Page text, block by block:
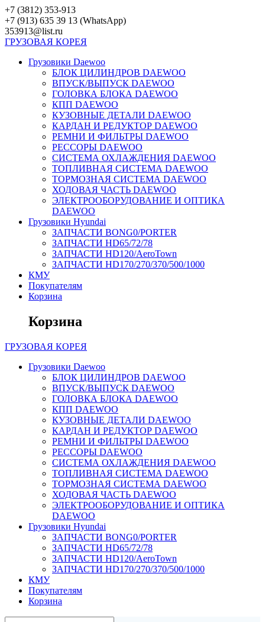
Перейти
к
контенту
+7 (3812) 353-913
+7 (913) 635 39 13 (WhatsApp)
353913@list.ru
ГРУЗОВАЯ КОРЕЯ
Грузовики Daewoo
БЛОК ЦИЛИНДРОВ DAEWOO
ВПУСК/ВЫПУСК DAEWOO
ГОЛОВКА БЛОКА DAEWOO
КПП DAEWOO
КУЗОВНЫЕ ДЕТАЛИ DAEWOO
КАРДАН И РЕДУКТОР DAEWOO
РЕМНИ И ФИЛЬТРЫ DAEWOO
РЕССОРЫ DAEWOO
СИСТЕМА ОХЛАЖДЕНИЯ DAEWOO
ТОПЛИВНАЯ СИСТЕМА DAEWOO
ТОРМОЗНАЯ СИСТЕМА DAEWOO
ХОДОВАЯ ЧАСТЬ DAEWOO
ЭЛЕКТРООБОРУДОВАНИЕ И ОПТИКА
DAEWOO
Грузовики Hyundai
ЗАПЧАСТИ BONG0/PORTER
ЗАПЧАСТИ HD65/72/78
ЗАПЧАСТИ HD120/AeroTown
ЗАПЧАСТИ HD170/270/370/500/1000
КМУ
Покупателям
Корзина
Корзина
ГРУЗОВАЯ КОРЕЯ
Грузовики Daewoo
БЛОК ЦИЛИНДРОВ DAEWOO
ВПУСК/ВЫПУСК DAEWOO
ГОЛОВКА БЛОКА DAEWOO
КПП DAEWOO
КУЗОВНЫЕ ДЕТАЛИ DAEWOO
КАРДАН И РЕДУКТОР DAEWOO
РЕМНИ И ФИЛЬТРЫ DAEWOO
РЕССОРЫ DAEWOO
СИСТЕМА ОХЛАЖДЕНИЯ DAEWOO
ТОПЛИВНАЯ СИСТЕМА DAEWOO
ТОРМОЗНАЯ СИСТЕМА DAEWOO
ХОДОВАЯ ЧАСТЬ DAEWOO
ЭЛЕКТРООБОРУДОВАНИЕ И ОПТИКА
DAEWOO
Грузовики Hyundai
ЗАПЧАСТИ BONG0/PORTER
ЗАПЧАСТИ HD65/72/78
ЗАПЧАСТИ HD120/AeroTown
ЗАПЧАСТИ HD170/270/370/500/1000
КМУ
Покупателям
Корзина